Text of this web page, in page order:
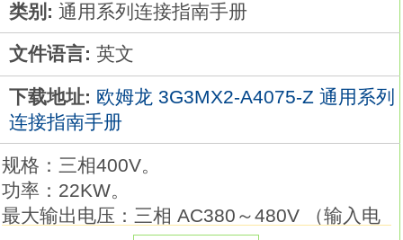
类别: 通用系列连接指南手册
文件语言: 英文
下载地址: 欧姆龙 3G3MX2-A4075-Z 通用系列
连接指南手册
规格：三相400V。
功率：22KW。
最大输出电压：三相 AC380～480V （输入电